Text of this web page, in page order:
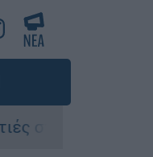
Αττική - Οι